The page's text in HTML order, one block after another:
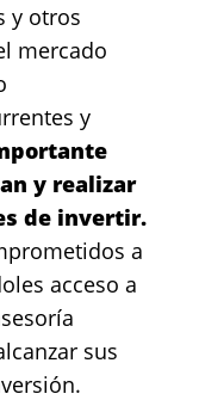
y otros
mercado
y
y realizar
de invertir.
a
acceso a
sus